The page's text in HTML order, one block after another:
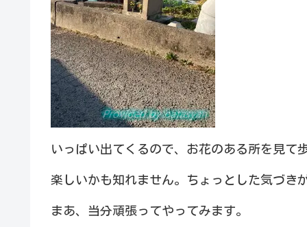
いっぱい出てくるので、お花のある所を見て
楽しいかも知れません。ちょっとした気づき
まあ、当分頑張ってやってみます。